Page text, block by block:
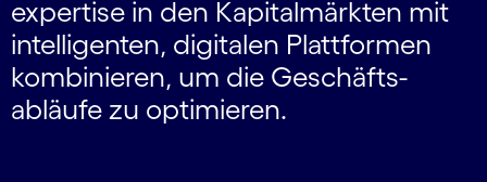
expertise in den Kapital­märkten mit
intelligenten, digitalen Plattformen
kombi­nieren, um die Geschäfts­
abläufe zu opti­mieren.